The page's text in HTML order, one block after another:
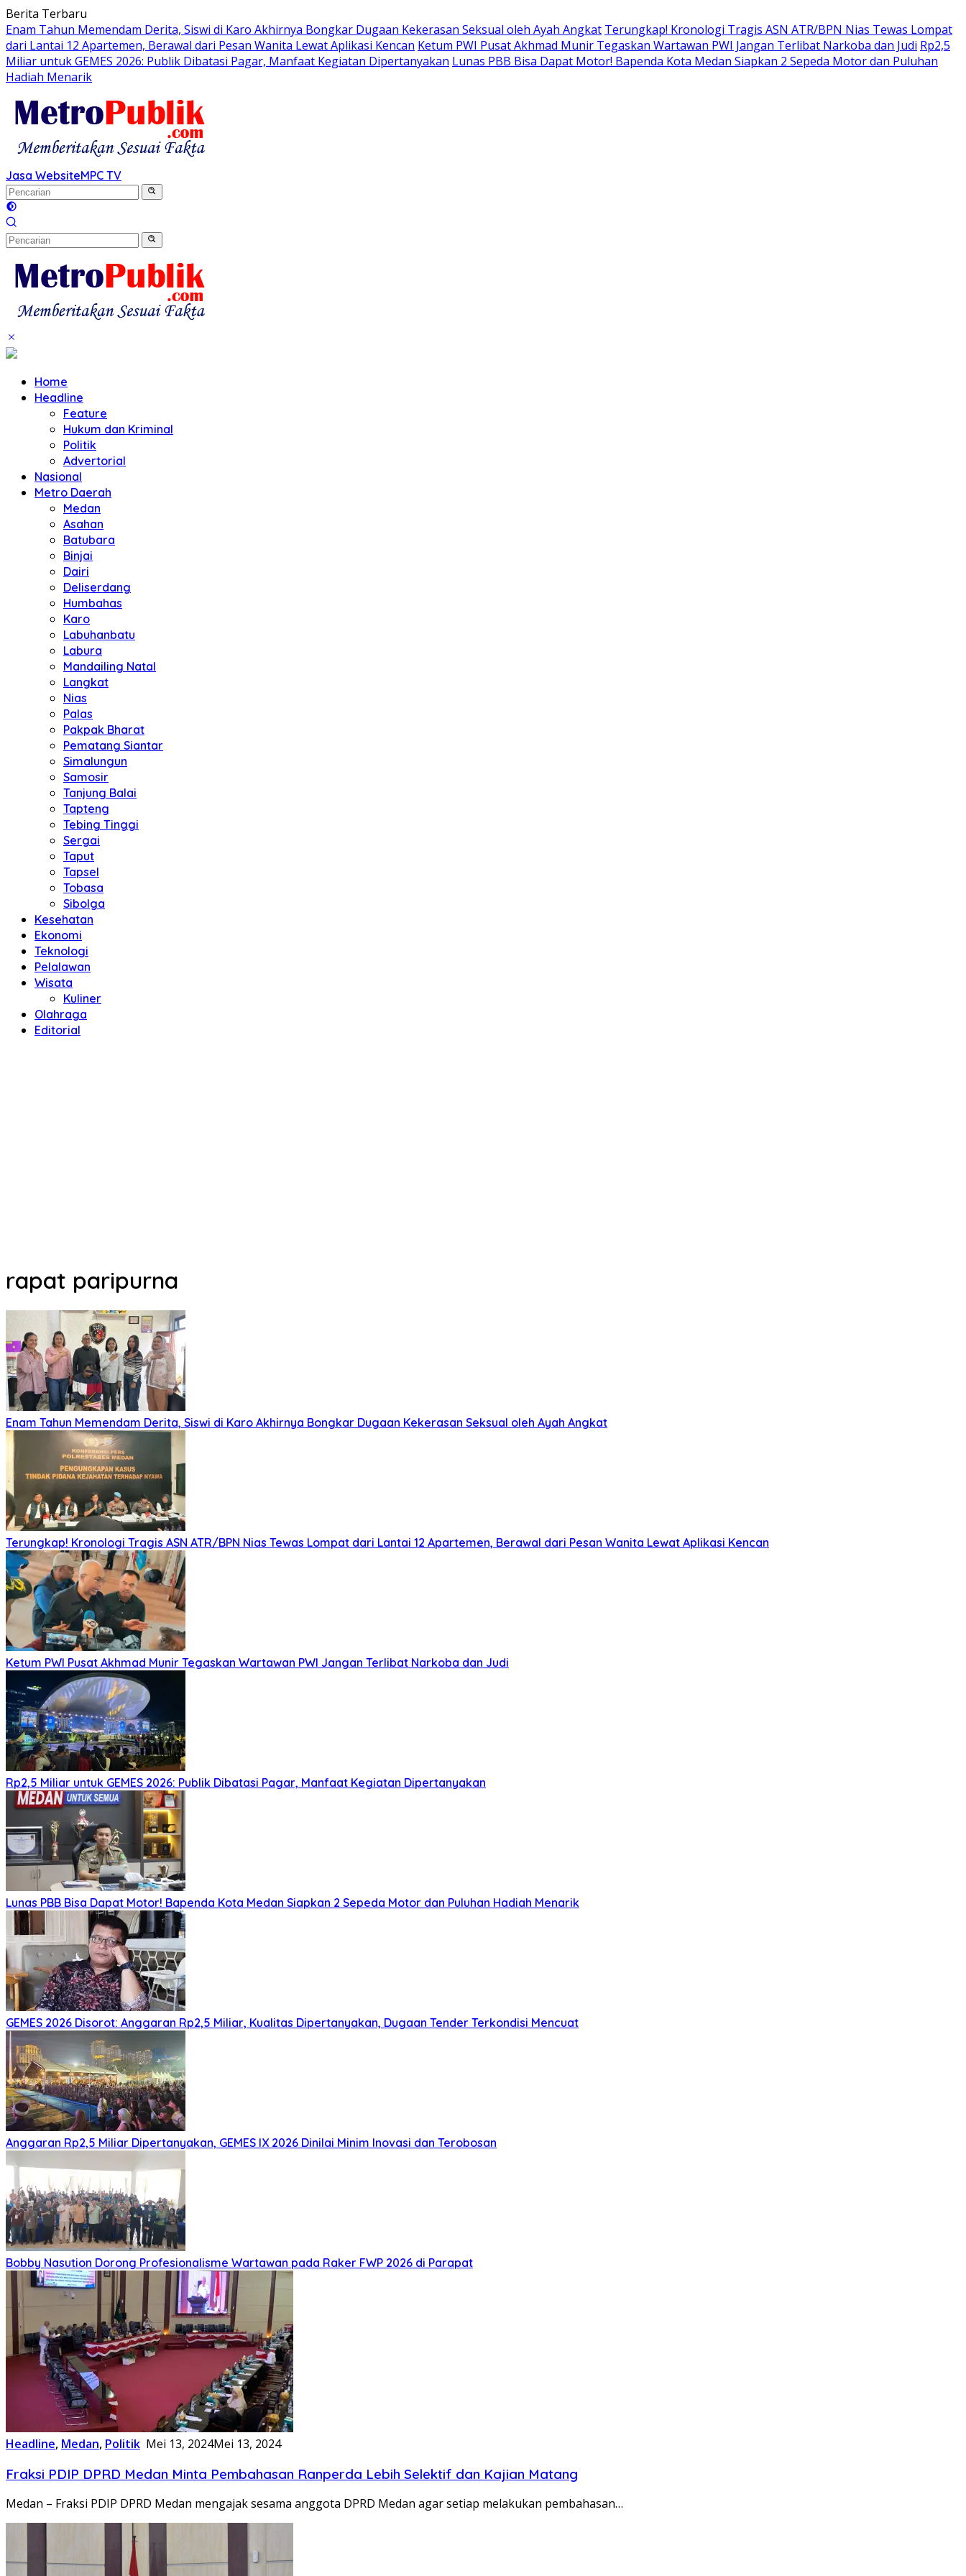
Langsung
ke
konten
Berita Terbaru
Enam Tahun Memendam Derita, Siswi di Karo Akhirnya Bongkar Dugaan Kekerasan Seksual oleh Ayah Angkat Terungkap! Kronologi Tragis ASN ATR/BPN Nias Tewas Lompat
dari Lantai 12 Apartemen, Berawal dari Pesan Wanita Lewat Aplikasi Kencan Ketum PWI Pusat Akhmad Munir Tegaskan Wartawan PWI Jangan Terlibat Narkoba dan Judi Rp2,5
Miliar untuk GEMES 2026: Publik Dibatasi Pagar, Manfaat Kegiatan Dipertanyakan Lunas PBB Bisa Dapat Motor! Bapenda Kota Medan Siapkan 2 Sepeda Motor dan Puluhan
Hadiah Menarik
Jasa WebsiteMPC TV
Home
Headline
Feature
Hukum dan Kriminal
Politik
Advertorial
Nasional
Metro Daerah
Medan
Asahan
Batubara
Binjai
Dairi
Deliserdang
Humbahas
Karo
Labuhanbatu
Labura
Mandailing Natal
Langkat
Nias
Palas
Pakpak Bharat
Pematang Siantar
Simalungun
Samosir
Tanjung Balai
Tapteng
Tebing Tinggi
Sergai
Taput
Tapsel
Tobasa
Sibolga
Kesehatan
Ekonomi
Teknologi
Pelalawan
Wisata
Kuliner
Olahraga
Editorial
rapat paripurna
Enam Tahun Memendam Derita, Siswi di Karo Akhirnya Bongkar Dugaan Kekerasan Seksual oleh Ayah Angkat
Terungkap! Kronologi Tragis ASN ATR/BPN Nias Tewas Lompat dari Lantai 12 Apartemen, Berawal dari Pesan Wanita Lewat Aplikasi Kencan
Ketum PWI Pusat Akhmad Munir Tegaskan Wartawan PWI Jangan Terlibat Narkoba dan Judi
Rp2,5 Miliar untuk GEMES 2026: Publik Dibatasi Pagar, Manfaat Kegiatan Dipertanyakan
Lunas PBB Bisa Dapat Motor! Bapenda Kota Medan Siapkan 2 Sepeda Motor dan Puluhan Hadiah Menarik
GEMES 2026 Disorot: Anggaran Rp2,5 Miliar, Kualitas Dipertanyakan, Dugaan Tender Terkondisi Mencuat
Anggaran Rp2,5 Miliar Dipertanyakan, GEMES IX 2026 Dinilai Minim Inovasi dan Terobosan
Bobby Nasution Dorong Profesionalisme Wartawan pada Raker FWP 2026 di Parapat
Headline, Medan, Politik Mei 13, 2024Mei 13, 2024
Fraksi PDIP DPRD Medan Minta Pembahasan Ranperda Lebih Selektif dan Kajian Matang
Medan – Fraksi PDIP DPRD Medan mengajak sesama anggota DPRD Medan agar setiap melakukan pembahasan…